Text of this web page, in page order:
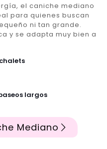
el caniche mediano
para quienes buscan
ni tan grande.
y se adapta muy bien a
largos
Mediano